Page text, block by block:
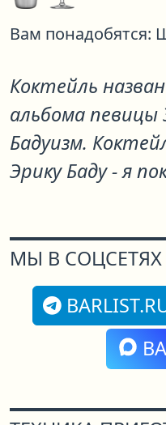
Вам понадобятся:
Коктейль
альбома певицы
Бадуизм.
Эрику Баду - я
МЫ В СОЦСЕТЯХ